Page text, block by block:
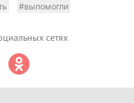
#выпомогли
сетях